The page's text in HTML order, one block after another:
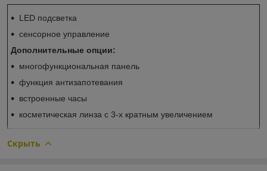
LED подсветка
сенсорное управление
Дополнительные опции:
многофункциональная панель
функция антизапотевания
встроенные часы
косметическая линза с 3-х кратным увеличением
Скрыть